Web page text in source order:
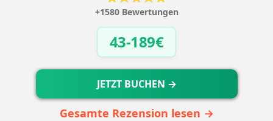
+1580 Bewertungen
43-189€
JETZT BUCHEN →
Gesamte Rezension lesen →